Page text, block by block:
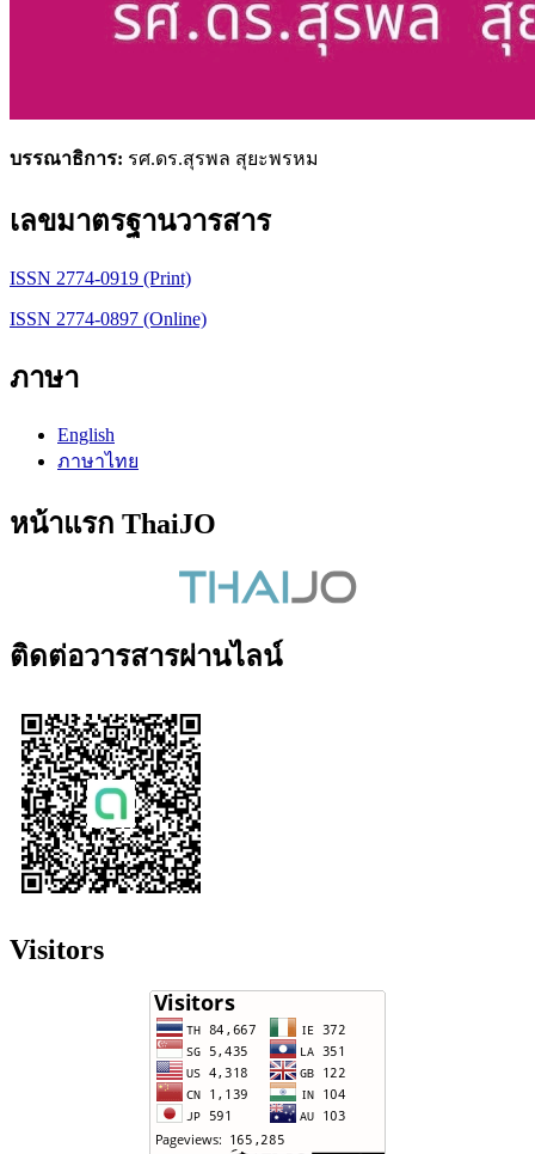
บรรณาธิการ: รศ.ดร.สุรพล สุยะพรหม
เลขมาตรฐานวารสาร
ISSN 2774-0919 (Print)
ISSN 2774-0897 (Online)
ภาษา
English
ภาษาไทย
หน้าแรก ThaiJO
ติดต่อวารสารผ่านไลน์
Visitors